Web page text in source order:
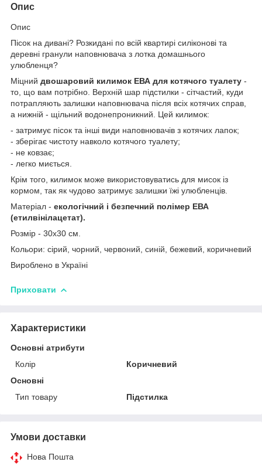
Опис
Опис
Пісок на дивані? Розкидані по всій квартирі силіконові та
деревні гранули наповнювача з лотка домашнього
улюбленця?
Міцний двошаровий килимок ЕВА для котячого туалету -
то, що вам потрібно. Верхній шар підстилки - сітчастий, куди
потрапляють залишки наповнювача після всіх котячих справ,
а нижній - щільний водонепроникний. Цей килимок:
- затримує пісок та інші види наповнювачів з котячих лапок;
- зберігає чистоту навколо котячого туалету;
- не ковзає;
- легко миється.
Крім того, килимок може використовуватись для мисок із
кормом, так як чудово затримує залишки їжі улюбленців.
Матеріал - екологічний і безпечний полімер ЕВА
(етилвінілацетат).
Розмір - 30x30 см.
Кольори: сірий, чорний, червоний, синій, бежевий, коричневий
Вироблено в Україні
Приховати
Характеристики
Основні атрибути
Колір
Коричневий
Основні
Тип товару
Підстилка
Умови доставки
Нова Пошта